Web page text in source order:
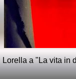
Lorella a "La vita in